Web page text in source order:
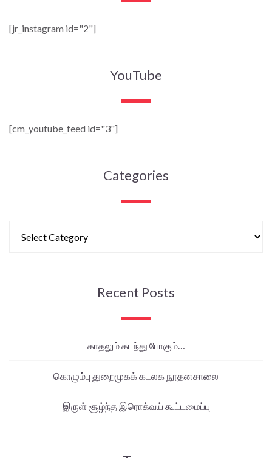
[jr_instagram id="2"]
YouTube
[cm_youtube_feed id="3"]
Categories
Recent Posts
காதலும் கடந்து போகும்…
கொழும்பு துறைமுகக் கடலக நூதனசாலை
இருள் சூழ்ந்த இரொக்வய் கூட்டமைப்பு